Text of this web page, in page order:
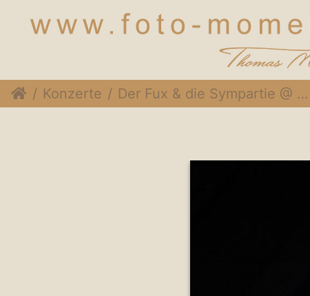
Konzerte Der Fux & die Sympartie @ Rothneusiedlerhof Wien, 24. November 2014